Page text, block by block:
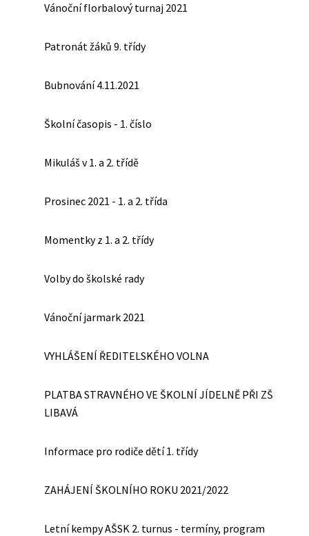
Vánoční florbalový turnaj 2021
Patronát žáků 9. třídy
Bubnování 4.11.2021
Školní časopis - 1. číslo
Mikuláš v 1. a 2. třídě
Prosinec 2021 - 1. a 2. třída
Momentky z 1. a 2. třídy
Volby do školské rady
Vánoční jarmark 2021
VYHLÁŠENÍ ŘEDITELSKÉHO VOLNA
PLATBA STRAVNÉHO VE ŠKOLNÍ JÍDELNĚ PŘI ZŠ
LIBAVÁ
Informace pro rodiče dětí 1. třídy
ZAHÁJENÍ ŠKOLNÍHO ROKU 2021/2022
Letní kempy AŠSK 2. turnus - termíny, program